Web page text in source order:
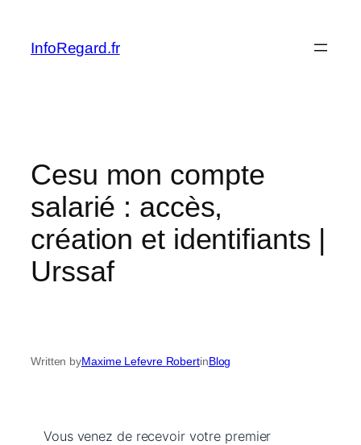
content
InfoRegard.fr
Cesu mon compte
salarié : accès,
création et identifiants |
Urssaf
Written byMaxime Lefevre RobertinBlog
Vous venez de recevoir votre premier